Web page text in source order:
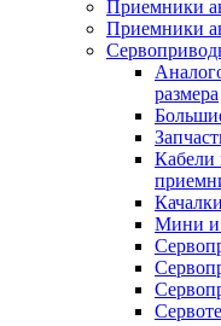
Приемники
Приемники
размера
Кабели
Мини и